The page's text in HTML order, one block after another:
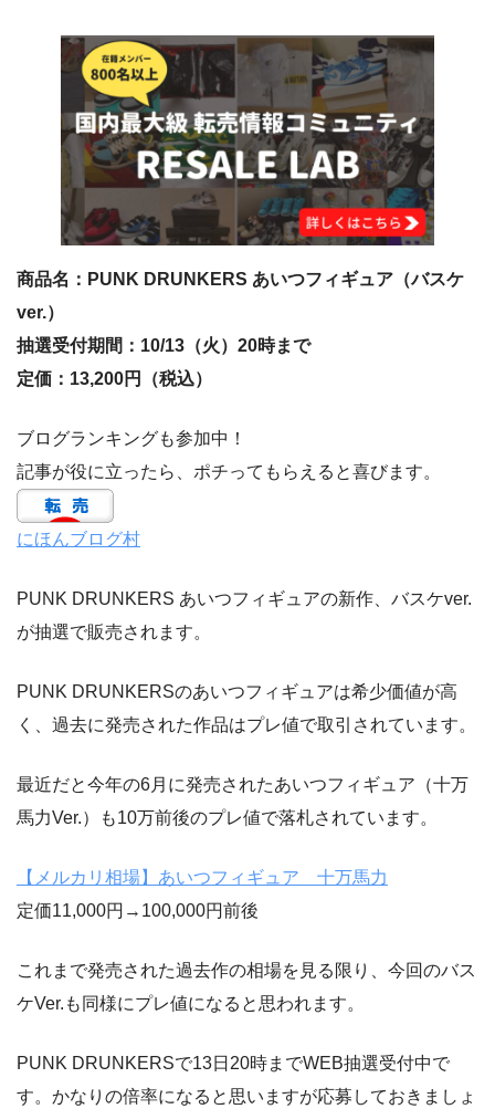
商品名：PUNK DRUNKERS あいつフィギュア（バスケ
ver.）
抽選受付期間：10/13（火）20時まで
定価：13,200円（税込）
ブログランキングも参加中！
記事が役に立ったら、ポチってもらえると喜びます。
にほんブログ村
PUNK DRUNKERS あいつフィギュアの新作、バスケver.
が抽選で販売されます。
PUNK DRUNKERSのあいつフィギュアは希少価値が高
く、過去に発売された作品はプレ値で取引されています。
最近だと今年の6月に発売されたあいつフィギュア（十万
馬力Ver.）も10万前後のプレ値で落札されています。
【メルカリ相場】あいつフィギュア 十万馬力
定価11,000円→100,000円前後
これまで発売された過去作の相場を見る限り、今回のバス
ケVer.も同様にプレ値になると思われます。
PUNK DRUNKERSで13日20時までWEB抽選受付中で
す。かなりの倍率になると思いますが応募しておきましょ